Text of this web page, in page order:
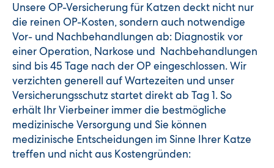
Unsere OP-Versicherung für Katzen deckt nicht nur
die reinen OP-Kosten, sondern auch notwendige
Vor- und Nachbehandlungen ab: Diagnostik vor
einer Operation, Narkose und Nachbehandlungen
sind bis 45 Tage nach der OP eingeschlossen. Wir
verzichten generell auf Wartezeiten und unser
Versicherungsschutz startet direkt ab Tag 1. So
erhält Ihr Vierbeiner immer die bestmögliche
medizinische Versorgung und Sie können
medizinische Entscheidungen im Sinne Ihrer Katze
treffen und nicht aus Kostengründen: